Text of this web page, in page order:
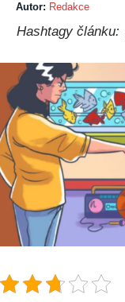
Autor: Redakce
Hashtagy článku: